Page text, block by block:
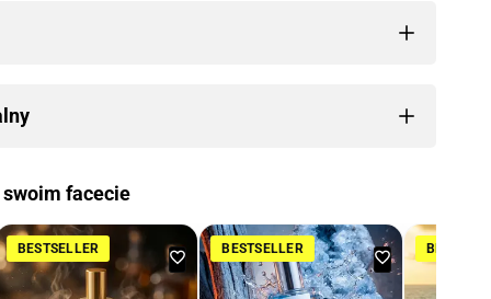
swoim facecie
BESTSELLER
Dodaj
do
BESTSELLER
Dodaj
do